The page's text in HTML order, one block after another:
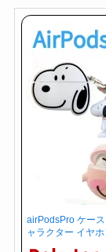
airPodsPro ケー
ャラクター イヤ